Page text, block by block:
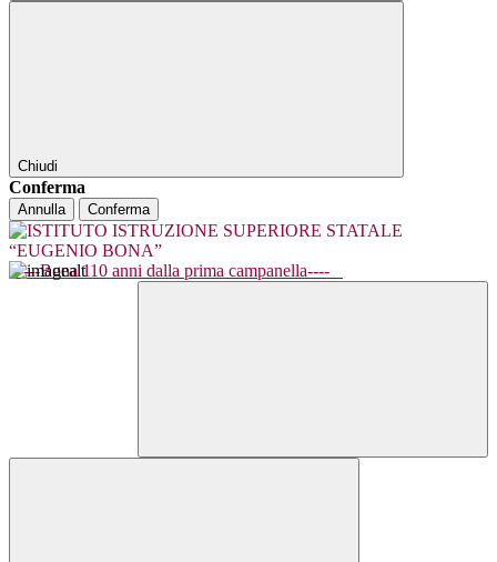
Chiudi
Conferma
Annulla Conferma
----Bona 110 anni dalla prima campanella----